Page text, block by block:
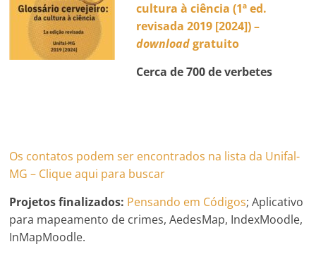
cultura à ciência (1ª ed.
revisada 2019 [2024]) –
downloadgratuito
Cerca de 700 de verbetes
Os contatos podem ser encontrados na lista da Unifal-
MG – Clique aqui para buscar
Projetos finalizados: Pensando em Códigos; Aplicativo
para mapeamento de crimes, AedesMap, IndexMoodle,
InMapMoodle.